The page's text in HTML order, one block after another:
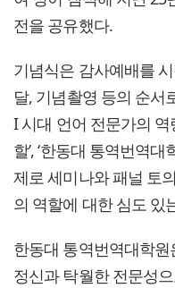
전을 공유했다.
기념식은 감사예배를
달, 기념촬영 등의 순서
I 시대 언어 전문가의 역
할’, ‘한동대 통역번역
제로 세미나와 패널 토
의 역할에 대한 심도 있
한동대 통역번역대학원
정신과 탁월한 전문성